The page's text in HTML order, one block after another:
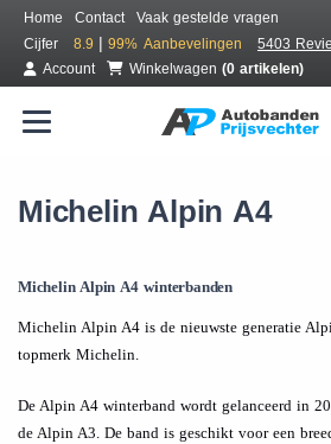
Home Contact
Vaak gestelde vragen
Cijfer
8.9 | 99% Aanbevelingen
5403
Account
Winkelwagen (0 artikelen)
Michelin Alpin A4
Michelin Alpin A4 winterbanden
Michelin Alpin A4 is de nieuwste generatie
topmerk Michelin.
De Alpin A4 winterband wordt gelanceerd in
de Alpin A3. De band is geschikt voor een